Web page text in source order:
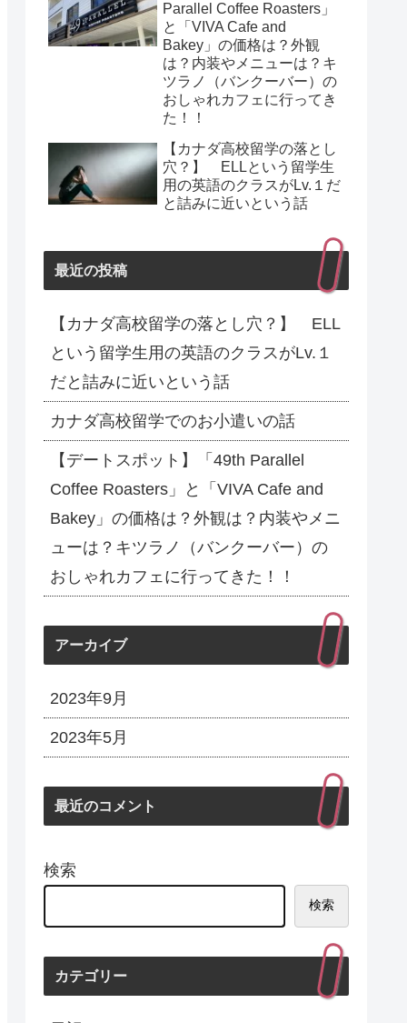
Parallel Coffee Roasters」
と「VIVA Cafe and
Bakey」の価格は？外観
は？内装やメニューは？キ
ツラノ（バンクーバー）の
おしゃれカフェに行ってき
た！！
【カナダ高校留学の落とし
穴？】 ELLという留学生
用の英語のクラスがLv.１だ
と詰みに近いという話
最近の投稿
【カナダ高校留学の落とし穴？】 ELL
という留学生用の英語のクラスがLv.１
だと詰みに近いという話
カナダ高校留学でのお小遣いの話
【デートスポット】「49th Parallel
Coffee Roasters」と「VIVA Cafe and
Bakey」の価格は？外観は？内装やメニ
ューは？キツラノ（バンクーバー）の
おしゃれカフェに行ってきた！！
アーカイブ
2023年9月
2023年5月
最近のコメント
検索
検索
カテゴリー